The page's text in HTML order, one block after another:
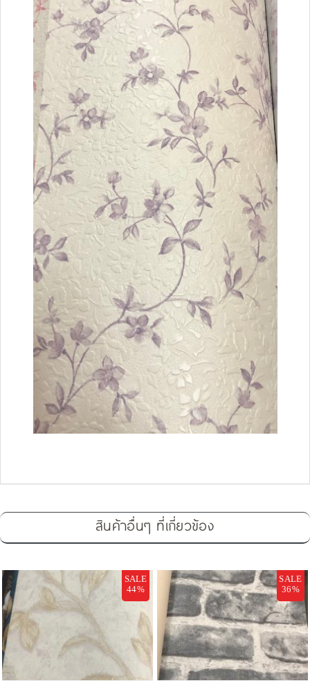
สินค้าอื่นๆ ที่เกี่ยวข้อง
SALE
44%
SALE
36%